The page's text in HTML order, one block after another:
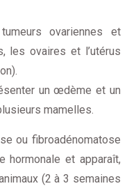
ovariennes et
les ovaires et l’utérus
un œdème et un
mamelles.
ou fibroadénomatose
hormonale et apparaît,
(2 à 3 semaines